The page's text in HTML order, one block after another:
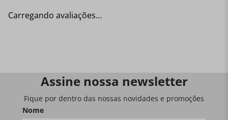
Carregando avaliações…
Assine nossa newsletter
Fique por dentro das nossas novidades e promoções
Nome